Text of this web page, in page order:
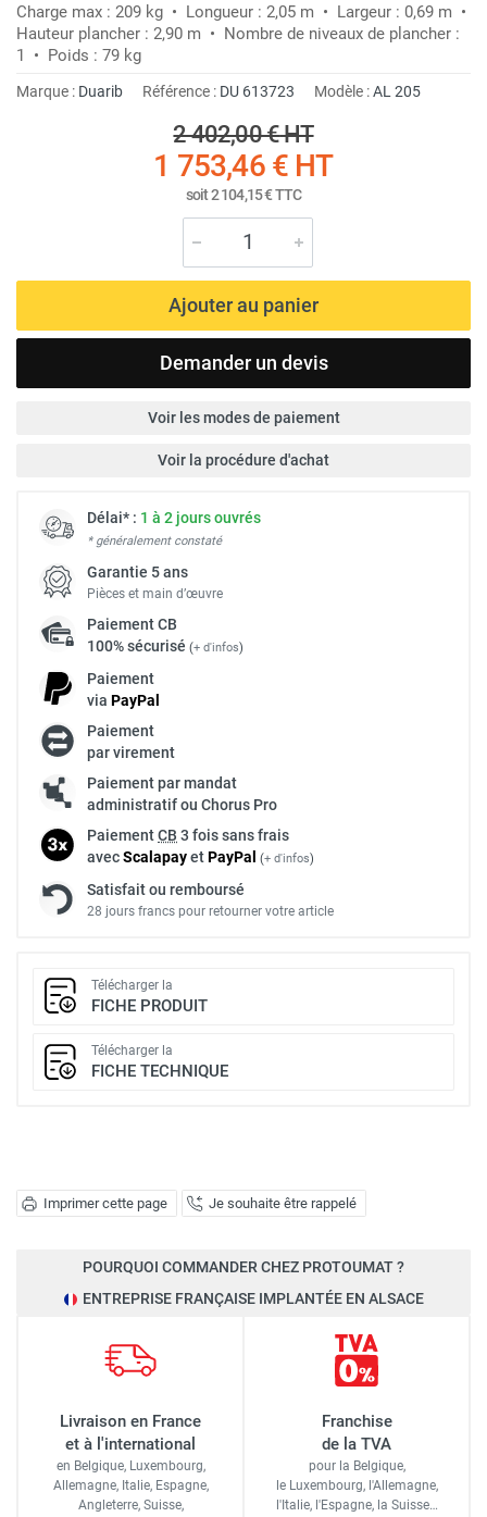
Imprimer cette page Je souhaite être rappelé
Charge max : 209 kg • Longueur : 2,05 m • Largeur : 0,69 m •
Hauteur plancher : 2,90 m • Nombre de niveaux de plancher :
1 • Poids : 79 kg
Marque : Duarib Référence : DU 613723 Modèle :AL 205
2 402,00 €HT
1 753,46 € HT
soit2 104,15 €TTC
Ajouter au panier
Demander un devis
Voir les modes de paiement
Voir la procédure d'achat
Délai* : 1 à 2 jours ouvrés
* généralement constaté
Garantie 5 ans
Pièces et main d’œuvre
PaiementCB
100% sécurisé (+ d'infos)
Paiement
via PayPal
Paiement
par virement
Paiement par mandat
administratif ou Chorus Pro
PaiementCB 3 fois sans frais
avecScalapayetPayPal (+ d'infos)
Satisfait ou remboursé
28 jours francs pour retourner votre article
Télécharger la
FICHE PRODUIT
Télécharger la
FICHE TECHNIQUE
POURQUOI COMMANDER CHEZ PROTOUMAT ?
ENTREPRISE FRANÇAISE IMPLANTÉE EN ALSACE
Livraison en France
et à l'international
en Belgique, Luxembourg,
Allemagne, Italie, Espagne,
Angleterre, Suisse,
Franchise
de la TVA
pour la Belgique,
le Luxembourg, l'Allemagne,
l'Italie, l'Espagne, la Suisse…